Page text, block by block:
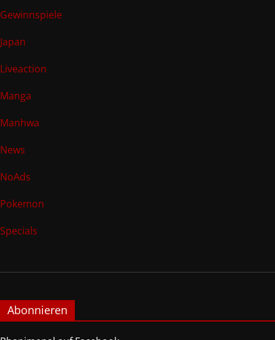
Gewinnspiele
Japan
Liveaction
Manga
Manhwa
News
NoAds
Pokemon
Specials
Abonnieren